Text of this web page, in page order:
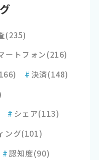
(235)
ートフォン(216)
# 決済(148)
# シェア(113)
ング(101)
#認知度(90)